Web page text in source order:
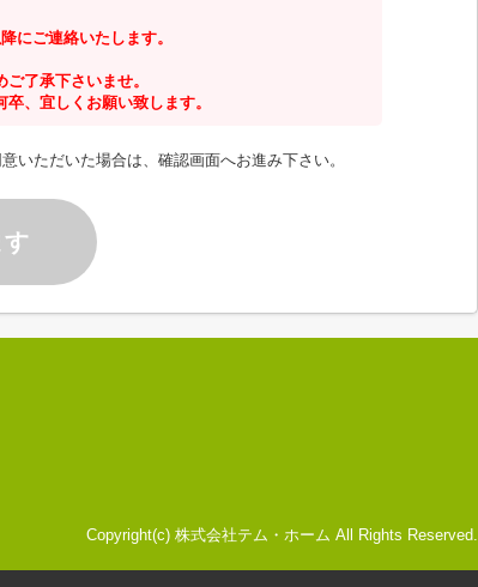
にご連絡いたします。
了承下さいませ。
、宜しくお願い致します。
いただいた場合は、確認画面へお進み下さい。
す
Copyright(c) 株式会社テム・ホーム All Rights Reserved.